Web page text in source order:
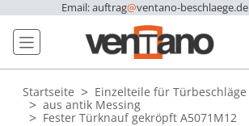
Email: auftrag@ventano-beschlaege.de
Startseite
Einzelteile für Türbeschläge
aus antik Messing
Fester Türknauf gekröpft A5071M12